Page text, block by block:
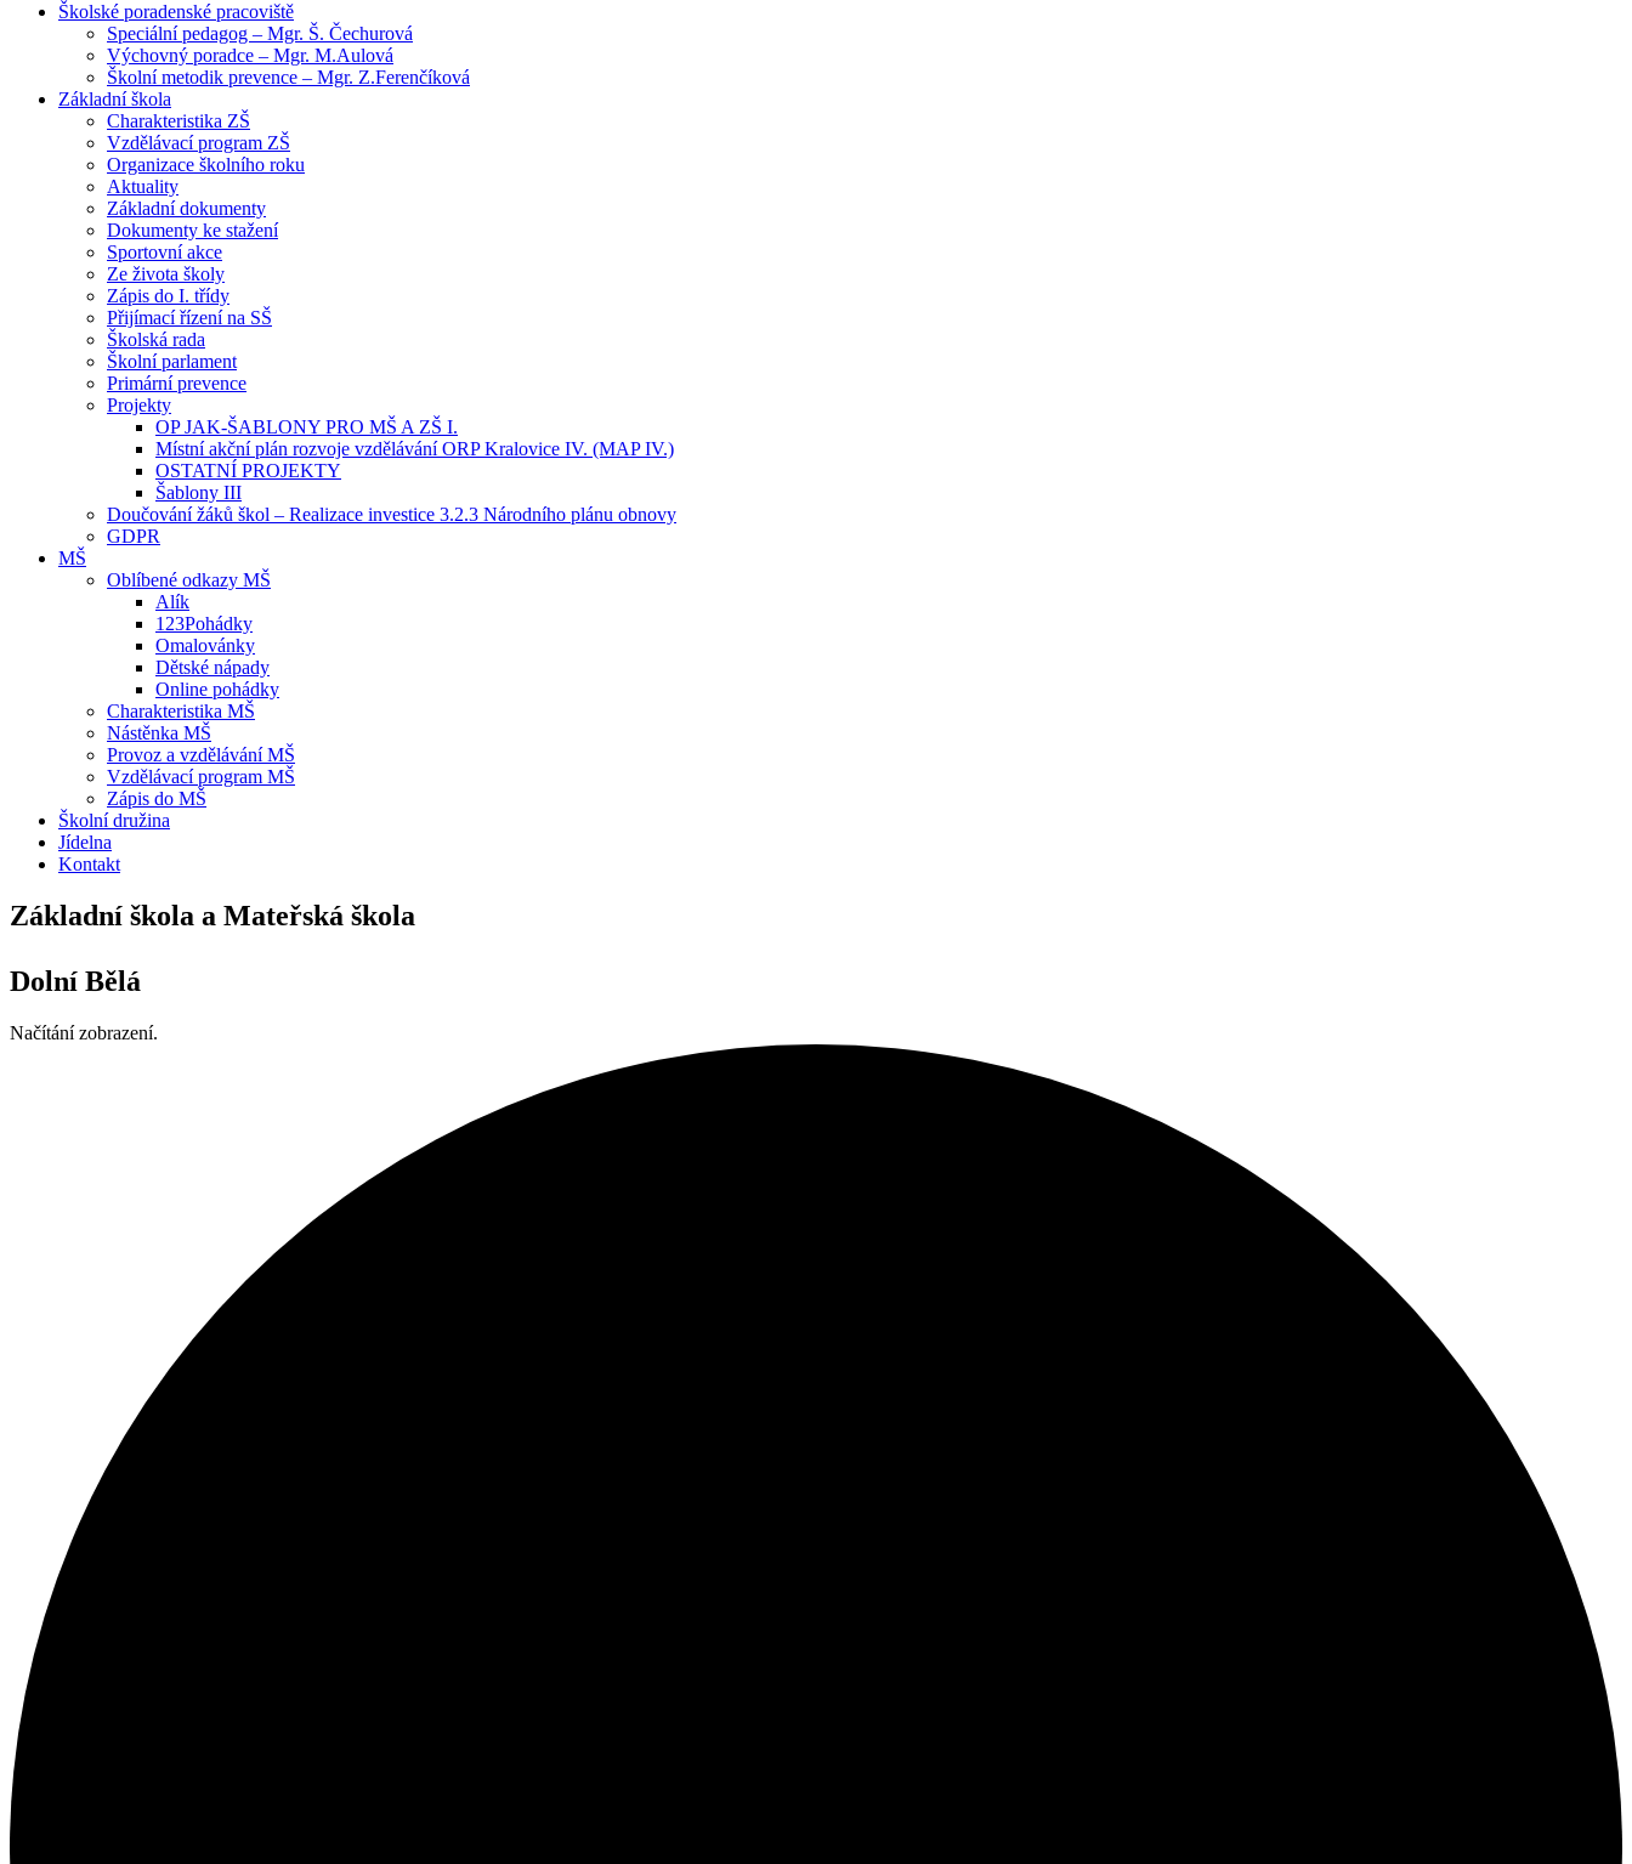
Školské poradenské pracoviště
Speciální pedagog – Mgr. Š. Čechurová
Výchovný poradce – Mgr. M.Aulová
Školní metodik prevence – Mgr. Z.Ferenčíková
Základní škola
Charakteristika ZŠ
Vzdělávací program ZŠ
Organizace školního roku
Aktuality
Základní dokumenty
Dokumenty ke stažení
Sportovní akce
Ze života školy
Zápis do I. třídy
Přijímací řízení na SŠ
Školská rada
Školní parlament
Primární prevence
Projekty
OP JAK-ŠABLONY PRO MŠ A ZŠ I.
Místní akční plán rozvoje vzdělávání ORP Kralovice IV. (MAP IV.)
OSTATNÍ PROJEKTY
Šablony III
Doučování žáků škol – Realizace investice 3.2.3 Národního plánu obnovy
GDPR
MŠ
Oblíbené odkazy MŠ
Alík
123Pohádky
Omalovánky
Dětské nápady
Online pohádky
Charakteristika MŠ
Nástěnka MŠ
Provoz a vzdělávání MŠ
Vzdělávací program MŠ
Zápis do MŠ
Školní družina
Jídelna
Kontakt
Základní škola a Mateřská škola
Dolní Bělá
Načítání zobrazení.